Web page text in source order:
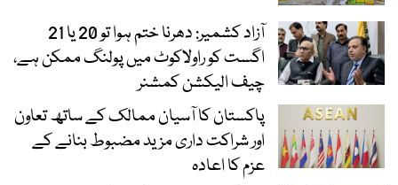
آزاد کشمیر: دھرنا ختم ہوا تو 20 یا 21
اگست کو راولاکوٹ میں پولنگ ممکن ہے،
چیف الیکشن کمشنر
پاکستان کا آسیان ممالک کے ساتھ تعاون
اور شراکت داری مزید مضبوط بنانے کے
عزم کا اعادہ